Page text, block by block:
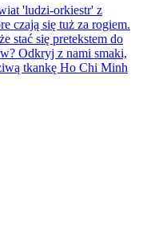
'ludzi-orkiestr' z
czają się tuż za rogiem.
stać się pretekstem do
Odkryj z nami smaki,
tkankę Ho Chi Minh